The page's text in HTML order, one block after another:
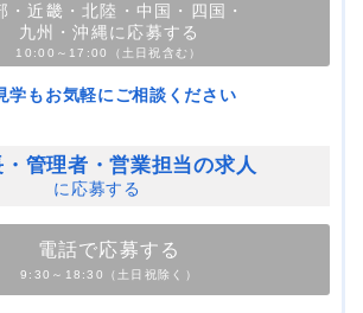
・近畿・北陸・中国・四国・
九州・沖縄に応募する
10:00～17:00（土日祝含む）
学もお気軽にご相談ください
管理者・営業担当の求人
に応募する
電話で応募する
9:30～18:30（土日祝除く）